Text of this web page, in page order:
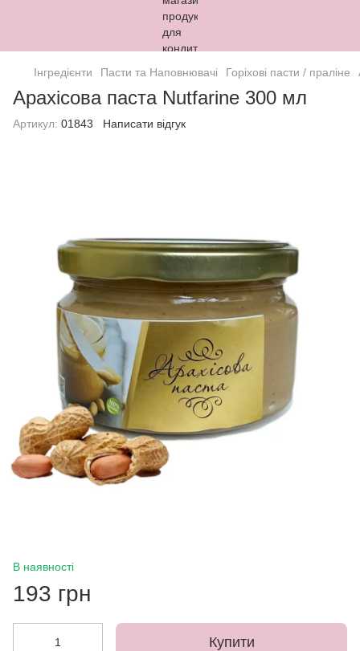
Інгредієнти Пасти та Наповнювачі Горіхові пасти / праліне
Арахісова паста Nutfarine 300 мл
Артикул: 01843 Написати відгук
В наявності
193 грн
Купити